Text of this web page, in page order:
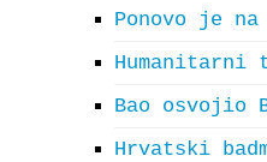
Ponovo je
Humanitarni
Bao osvojio
Hrvatski